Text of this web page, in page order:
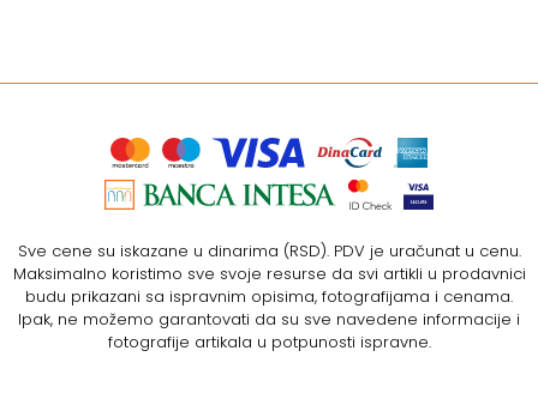
Sve cene su iskazane u dinarima (RSD). PDV je uračunat u cenu.
Maksimalno koristimo sve svoje resurse da svi artikli u prodavnici
budu prikazani sa ispravnim opisima, fotografijama i cenama.
Ipak, ne možemo garantovati da su sve navedene informacije i
fotografije artikala u potpunosti ispravne.